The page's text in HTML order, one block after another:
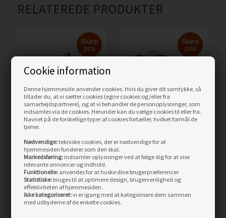
Cookie information
Denne hjemmeside anvender cookies. Hvis du giver dit samtykke, så
tillader du, at vi sætter cookies (egne cookies og/eller fra
samarbejdspartnere), og at vi behandler de personoplysninger, som
indsamles via de cookies. Herunder kan du vælge cookies til eller fra.
Navnet på de forskellige typer af cookies fortæller, hvilket formål de
tjener.
Nødvendige:tekniske cookies, der er nødvendige for at
hjemmesiden funderer som den skal.
Markedsføring: indsamler oplysninger ved at følge dig for at vise
relevante annoncer og indhold.
Funktionelle: anvendes for at huske dine brugerpræferencer.
Statistiske: bruges til at optimere design, brugervenlighed og
effektiviteten af hjemmesiden.
Ikke kategoriseret:vi er igang med at kategorisere dem sammen
med udbyderne af de enkelte cookies.
RELATEREDE PRODUKTER
Skarp
pris
Ecco Offroad Yucatan
Dame sandal,
multicolor
Vejl. pris999,00
729,00 DKK
LÆS MERE
Skarp
pris
Ecco Offroad Yucatan
blue
Vejl. pris 999,00
649,00 DKK
LÆS MERE
ANDRE KØBTE OGSÅ